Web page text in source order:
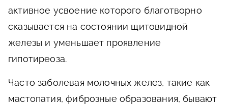
активное усвоение которого благотворно
сказывается на состоянии щитовидной
железы и уменьшает проявление
гипотиреоза.
Часто заболевая молочных желез, такие как
мастопатия, фиброзные образования, бывают